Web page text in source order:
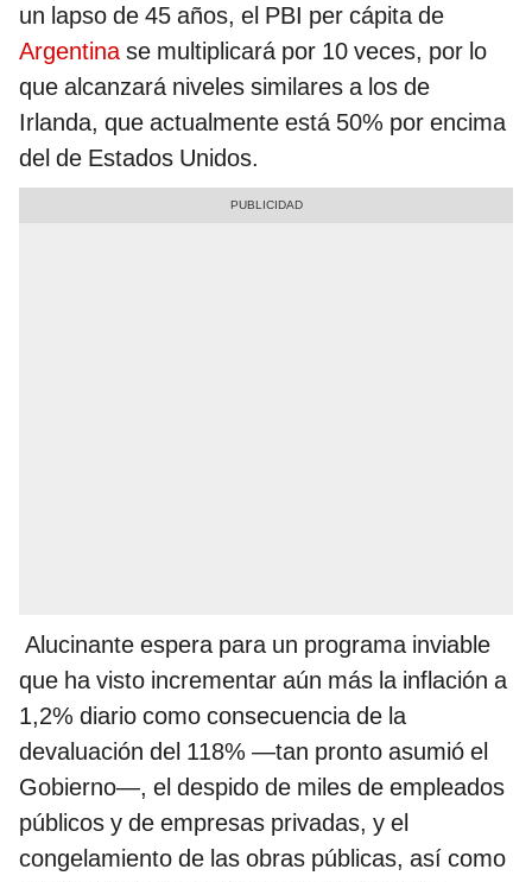
un lapso de 45 años, el PBI per cápita de
Argentinase multiplicará por 10 veces, por lo
que alcanzará niveles similares a los de
Irlanda, que actualmente está 50% por encima
del de Estados Unidos.
Alucinante espera para un programa inviable
que ha visto incrementar aún más la inflación a
1,2% diario como consecuencia de la
devaluación del 118% —tan pronto asumió el
Gobierno—, el despido de miles de empleados
públicos y de empresas privadas, y el
congelamiento de las obras públicas, así como